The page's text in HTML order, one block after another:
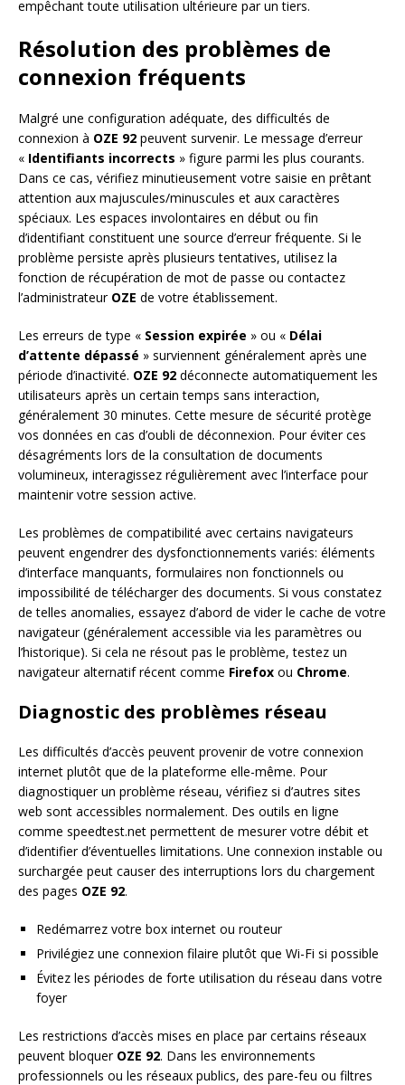
empêchant toute utilisation ultérieure par un tiers.
Résolution des problèmes de
connexion fréquents
Malgré une configuration adéquate, des difficultés de
connexion à OZE 92 peuvent survenir. Le message d’erreur
« Identifiants incorrects » figure parmi les plus courants.
Dans ce cas, vérifiez minutieusement votre saisie en prêtant
attention aux majuscules/minuscules et aux caractères
spéciaux. Les espaces involontaires en début ou fin
d’identifiant constituent une source d’erreur fréquente. Si le
problème persiste après plusieurs tentatives, utilisez la
fonction de récupération de mot de passe ou contactez
l’administrateur OZE de votre établissement.
Les erreurs de type « Session expirée » ou « Délai
d’attente dépassé » surviennent généralement après une
période d’inactivité. OZE 92 déconnecte automatiquement les
utilisateurs après un certain temps sans interaction,
généralement 30 minutes. Cette mesure de sécurité protège
vos données en cas d’oubli de déconnexion. Pour éviter ces
désagréments lors de la consultation de documents
volumineux, interagissez régulièrement avec l’interface pour
maintenir votre session active.
Les problèmes de compatibilité avec certains navigateurs
peuvent engendrer des dysfonctionnements variés: éléments
d’interface manquants, formulaires non fonctionnels ou
impossibilité de télécharger des documents. Si vous constatez
de telles anomalies, essayez d’abord de vider le cache de votre
navigateur (généralement accessible via les paramètres ou
l’historique). Si cela ne résout pas le problème, testez un
navigateur alternatif récent comme Firefox ou Chrome.
Diagnostic des problèmes réseau
Les difficultés d’accès peuvent provenir de votre connexion
internet plutôt que de la plateforme elle-même. Pour
diagnostiquer un problème réseau, vérifiez si d’autres sites
web sont accessibles normalement. Des outils en ligne
comme speedtest.net permettent de mesurer votre débit et
d’identifier d’éventuelles limitations. Une connexion instable ou
surchargée peut causer des interruptions lors du chargement
des pages OZE 92.
Redémarrez votre box internet ou routeur
Privilégiez une connexion filaire plutôt que Wi-Fi si possible
Évitez les périodes de forte utilisation du réseau dans votre
foyer
Les restrictions d’accès mises en place par certains réseaux
peuvent bloquer OZE 92. Dans les environnements
professionnels ou les réseaux publics, des pare-feu ou filtres